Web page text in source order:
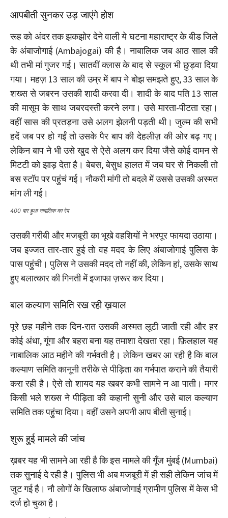
आपबीती सुनकर उड़ जाएंगे होश
रूह को अंदर तक झकझोर देने वाली ये घटना महाराष्ट्र के बीड जिले
के अंबाजोगाई (Ambajogai) की है। नाबालिक जब आठ साल की
थी तभी मां गुजर गई। सातवीं क्लास के बाद से स्कूल भी छुड़वा दिया
गया। महज़ 13 साल की उम्र में बाप ने बोझ समझते हुए, 33 साल के
शख्स से जबरन उसकी शादी करवा दी। शादी के बाद पति 13 साल
की मासूम के साथ जबरदस्ती करने लगा। उसे मारता-पीटता रहा।
वहीं सास की प्रतड़ना उसे अलग झेलनी पड़ती थी। जुल्म की सभी
हदें जब पर हो गईं तो उसके पैर बाप की देहलीज़ की ओर बढ़ गए।
लेकिन बाप ने भी उसे खुद से ऐसे अलग कर दिया जैसे कोई दामन से
मिटटी को झाड़ देता है। बेबस, बेसुध हालत में जब घर से निकली तो
बस स्टॉप पर पहुंचं गई। नौकरी मांगी तो बदले में उससे उसकी अस्मत
मांग ली गई।
400 बार हुआ नाबालिक का रेप
उसकी गरीबी और मजबूरी का भूखे वहशियों ने भरपूर फायदा उठाया।
जब इज्जत तार-तार हुई तो वह मदद के लिए अंबाजोगाई पुलिस के
पास पहुंची। पुलिस ने उसकी मदद तो नहीं की, लेकिन हां, उसके साथ
हुए बलात्कार की गिनती में इजाफा ज़रूर कर दिया।
बाल कल्याण समिति रख रही ख़याल
पूरे छह महीने तक दिन-रात उसकी अस्मत लूटी जाती रही और हर
कोई अंधा, गूंगा और बहरा बना यह तमाशा देखता रहा। फ़िलहाल यह
नाबालिक आठ महीने की गर्भवती है। लेकिन खबर आ रही है कि बाल
कल्याण समिति कानूनी तरीके से पीड़िता का गर्भपात कराने की तैयारी
करा रही है। ऐसे तो शायद यह खबर कभी सामने न आ पाती। मगर
किसी भले शख्स ने पीड़िता की कहानी सुनी और उसे बाल कल्याण
समिति तक पहुंचा दिया। वहीं उसने अपनी आप बीती सुनाई।
शुरू हुई मामले की जांच
ख़बर यह भी सामने आ रही है कि इस मामले की गूँज मुंबई (Mumbai)
तक सुनाई दे रही है। पुलिस भी अब मजबूरी में ही सही लेकिन जांच में
जुट गई है। नौ लोगों के खिलाफ अंबाजोगाई ग्रामीण पुलिस में केस भी
दर्ज हो चुका है।